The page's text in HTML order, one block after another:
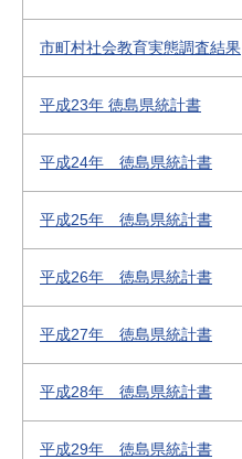
市町村社会教育実態調査結果
平成23年 徳島県統計書
平成24年 徳島県統計書
平成25年 徳島県統計書
平成26年 徳島県統計書
平成27年 徳島県統計書
平成28年 徳島県統計書
平成29年 徳島県統計書